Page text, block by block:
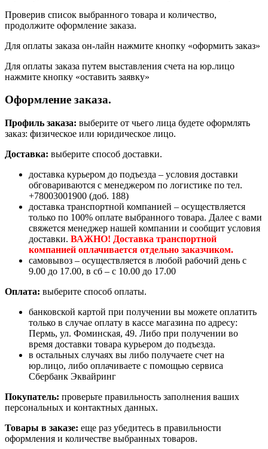
Проверив список выбранного товара и количество,
продолжите оформление заказа.
Для оплаты заказа он-лайн нажмите кнопку «оформить заказ»
Для оплаты заказа путем выставления счета на юр.лицо
нажмите кнопку «оставить заявку»
Оформление заказа.
Профиль заказа: выберите от чьего лица будете оформлять
заказ: физическое или юридическое лицо.
Доставка: выберите способ доставки.
доставка курьером до подъезда – условия доставки
обговариваются с менеджером по логистике по тел.
+78003001900 (доб. 188)
доставка транспортной компанией – осуществляется
только по 100% оплате выбранного товара. Далее с вами
свяжется менеджер нашей компании и сообщит условия
доставки. ВАЖНО! Доставка транспортной
компанией оплачивается отдельно заказчиком.
самовывоз – осуществляется в любой рабочий день с
9.00 до 17.00, в сб – с 10.00 до 17.00
Оплата: выберите способ оплаты.
банковской картой при получении вы можете оплатить
только в случае оплату в кассе магазина по адресу:
Пермь, ул. Фоминская, 49. Либо при получении во
время доставки товара курьером до подъезда.
в остальных случаях вы либо получаете счет на
юр.лицо, либо оплачиваете с помощью сервиса
Сбербанк Эквайринг
Покупатель: проверьте правильность заполнения ваших
персональных и контактных данных.
Товары в заказе: еще раз убедитесь в правильности
оформления и количестве выбранных товаров.